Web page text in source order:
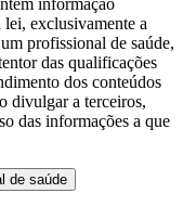
quando recebe alta
a nossa página de
na B. Braun.
global por perfis de
informação
lei, exclusivamente a
profissional de saúde,
das qualificações
dos conteúdos
divulgar a terceiros,
das informações a que
de saúde